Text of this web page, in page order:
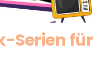
Serien für